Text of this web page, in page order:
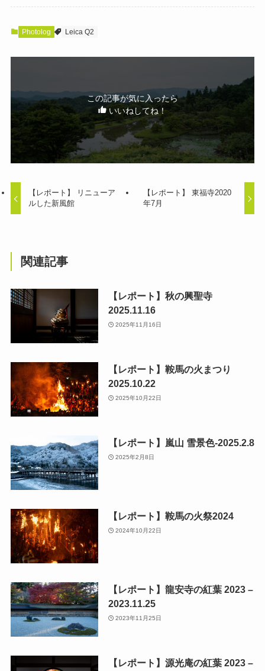
Photolog Leica Q2
この記事が気に入ったら
いいねしてね！
【レポート】 リニューア
ルした新風館
【レポート】 東福寺2020
年7月
関連記事
【レポート】秋の興聖寺
2025.11.16
2025年11月16日
【レポート】鞍馬の火まつり
2025.10.22
2025年10月22日
【レポート】嵐山 雪景色-2025.2.8
2025年2月8日
【レポート】鞍馬の火祭2024
2024年10月22日
【レポート】龍安寺の紅葉 2023 –
2023.11.25
2023年11月25日
【レポート】源光庵の紅葉 2023 –